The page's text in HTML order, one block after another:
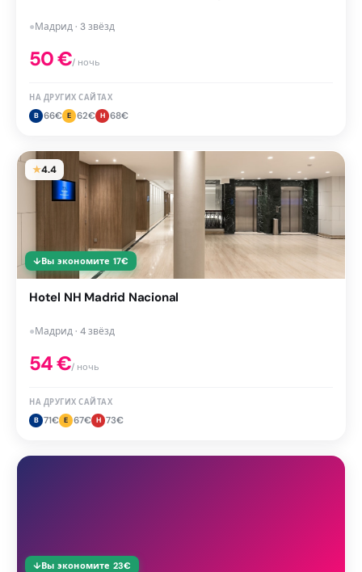
●Мадрид · 3 звёзд
50€/ ночь
НА ДРУГИХ САЙТАХ
B 66€ E 62€ H 68€
★4.4
↓Вы экономите 17€
Hotel NH Madrid Nacional
●Мадрид · 4 звёзд
54€/ ночь
НА ДРУГИХ САЙТАХ
B 71€ E 67€ H 73€
↓Вы экономите 23€